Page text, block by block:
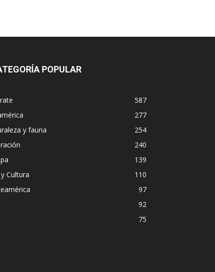
POPULAR
587
277
y fauna
254
240
139
Cultura
110
97
92
75